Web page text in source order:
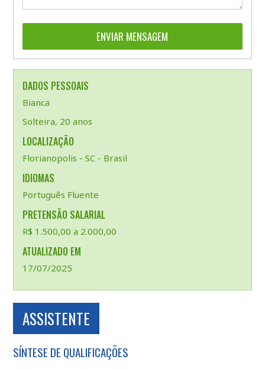
DADOS PESSOAIS
Bianca
Solteira, 20 anos
LOCALIZAÇÃO
Florianopolis - SC - Brasil
IDIOMAS
Português Fluente
PRETENSÃO SALARIAL
R$ 1.500,00 a 2.000,00
ATUALIZADO EM
17/07/2025
ASSISTENTE
SÍNTESE DE QUALIFICAÇÕES